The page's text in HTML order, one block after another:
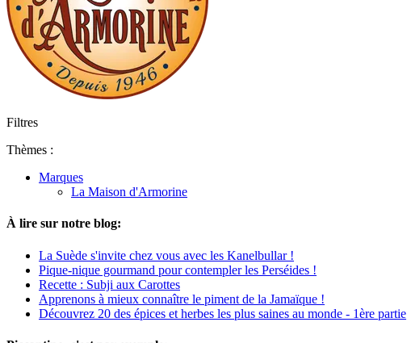
Filtres
Thèmes :
Marques
La Maison d'Armorine
À lire sur notre blog:
La Suède s'invite chez vous avec les Kanelbullar !
Pique-nique gourmand pour contempler les Perséides !
Recette : Subji aux Carottes
Apprenons à mieux connaître le piment de la Jamaïque !
Découvrez 20 des épices et herbes les plus saines au monde - 1ère partie